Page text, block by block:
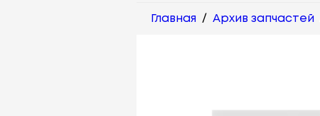
Главная / Архив запчастей